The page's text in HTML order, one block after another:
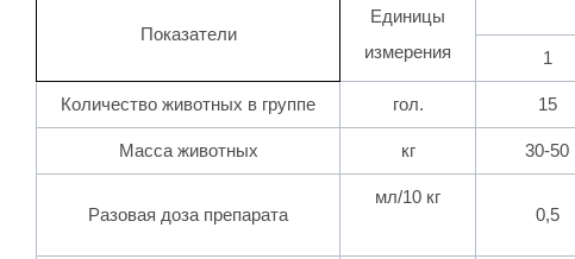
Показатели
Единицы
измерения
1
Количество животных в группе гол. 15
Масса животных кг 30-50
Разовая доза препарата
мл/10 кг
0,5